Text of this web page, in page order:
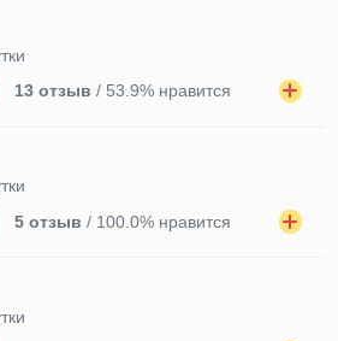
13 отзыв / 53.9% нравится
5 отзыв / 100.0% нравится